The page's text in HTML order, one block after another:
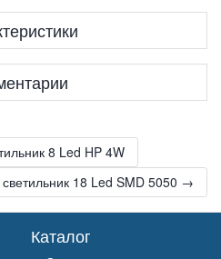
8 Led HP 4W
18 Led SMD 5050 →
Каталог